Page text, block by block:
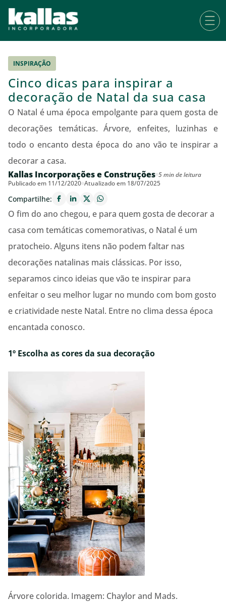
INSPIRAÇÃO
Cinco dicas para inspirar a
decoração de Natal da sua casa
O Natal é uma época empolgante para quem gosta de
decorações temáticas. Árvore, enfeites, luzinhas e
todo o encanto desta época do ano vão te inspirar a
decorar a casa.
Kallas Incorporações e Construções 5 min de leitura
Publicado em 11/12/2020 Atualizado em 18/07/2025
Compartilhe:
O fim do ano chegou, e para quem gosta de decorar a
casa com temáticas comemorativas, o Natal é um
pratocheio. Alguns itens não podem faltar nas
decorações natalinas mais clássicas. Por isso,
separamos cinco ideias que vão te inspirar para
enfeitar o seu melhor lugar no mundo com bom gosto
e criatividade neste Natal. Entre no clima dessa época
encantada conosco.
1º Escolha as cores da sua decoração
Árvore colorida. Imagem: Chaylor and Mads.